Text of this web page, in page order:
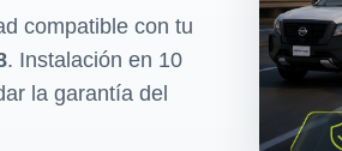
compatible con tu
. Instalación en 10
la garantía del